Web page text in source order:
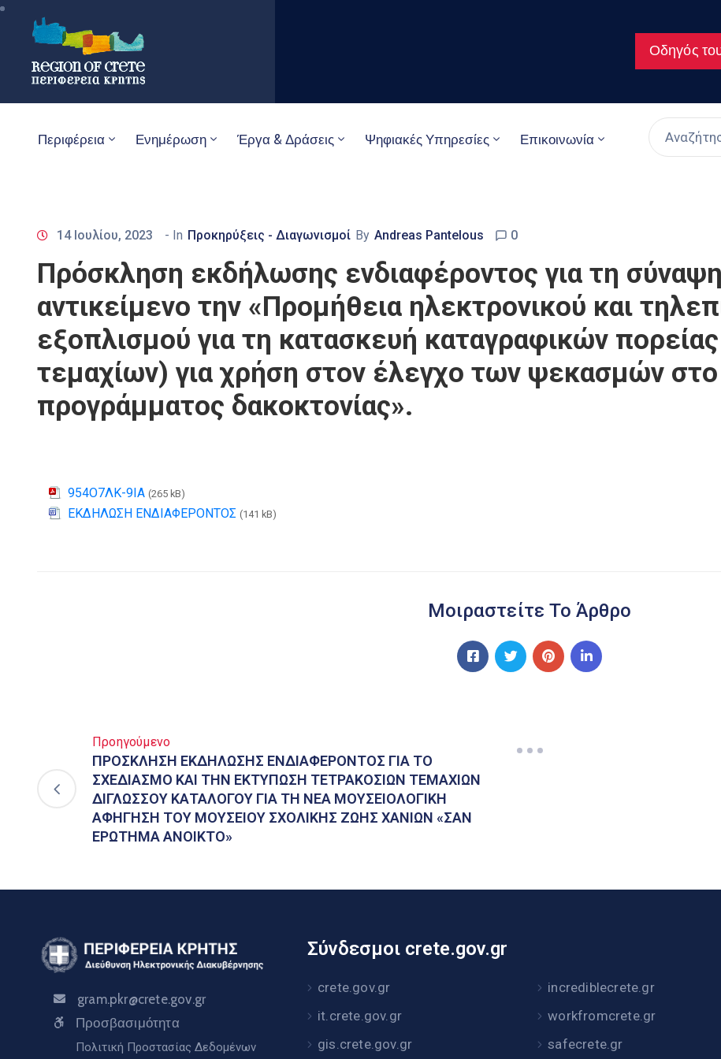
Οδηγός
Περιφέρεια Ενημέρωση Έργα & Δράσεις Ψηφιακές Υπηρεσίες Επικοινωνία
14 Ιουλίου, 2023 - In Προκηρύξεις - Διαγωνισμοί By Andreas Pantelous 0
Πρόσκληση εκδήλωσης ενδιαφέροντος για τη
αντικείμενο την «Προμήθεια ηλεκτρονικού και
εξοπλισμού για τη κατασκευή καταγραφικών
τεμαχίων) για χρήση στον έλεγχο των ψεκασμών στο
προγράμματος δακοκτονίας».
954Ο7ΛΚ-9ΙΑ (265 kB)
ΕΚΔΗΛΩΣΗ ΕΝΔΙΑΦΕΡΟΝΤΟΣ (141 kB)
Μοιραστείτε Το Άρθρο
Προηγούμενο
ΠΡΟΣΚΛΗΣΗ ΕΚΔΗΛΩΣΗΣ ΕΝΔΙΑΦΕΡΟΝΤΟΣ ΓΙΑ ΤO
ΣΧΕΔΙΑΣΜΟ ΚΑΙ ΤΗΝ ΕΚΤΥΠΩΣΗ ΤΕΤΡΑΚΟΣΙΩΝ ΤΕΜΑΧΙΩΝ
ΔΙΓΛΩΣΣΟΥ ΚΑΤΑΛΟΓΟΥ ΓΙΑ ΤΗ ΝΕΑ ΜΟΥΣΕΙΟΛΟΓΙΚΗ
ΑΦΗΓΗΣΗ ΤΟΥ ΜΟΥΣΕΙΟΥ ΣΧΟΛΙΚΗΣ ΖΩΗΣ ΧΑΝΙΩΝ «ΣΑΝ
ΕΡΩΤΗΜΑ ΑΝΟΙΚΤΟ»
gram.pkr@crete.gov.gr
Προσβασιμότητα
Πολιτική Προστασίας Δεδομένων
Σύνδεσμοι crete.gov.gr
crete.gov.gr
it.crete.gov.gr
gis.crete.gov.gr
incrediblecrete.gr
workfromcrete.gr
safecrete.gr